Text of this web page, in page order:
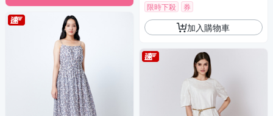
限時下殺 券
加入購物車